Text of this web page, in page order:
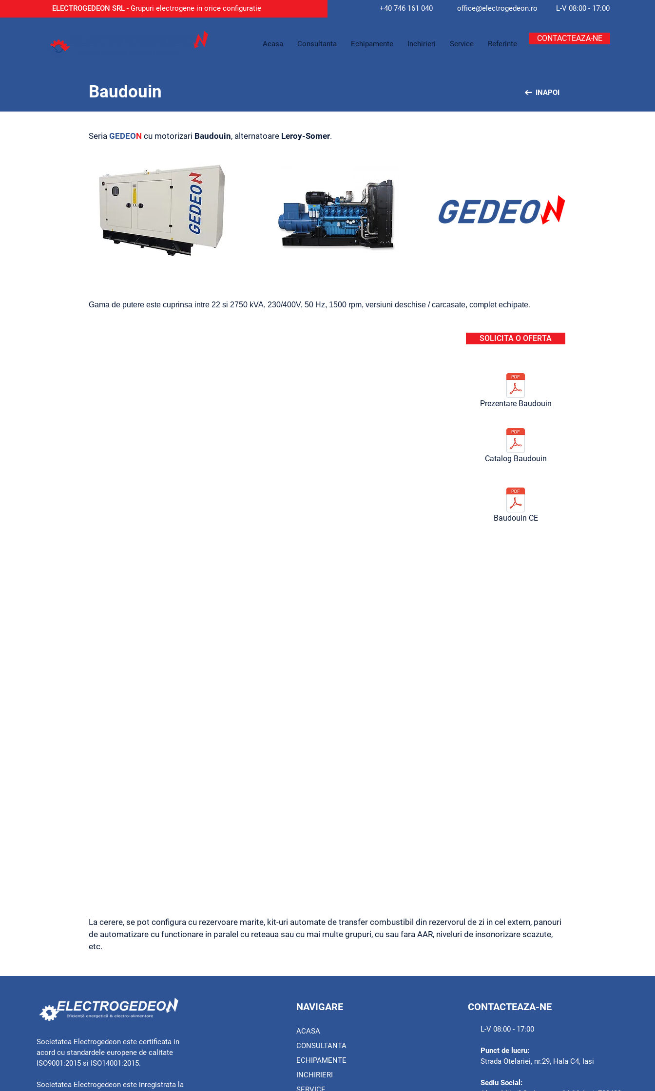
ELECTROGEDEON SRL - Grupuri electrogene in orice configuratie +40 746 161 040 office@electrogedeon.ro L-V 08:00 - 17:00
Acasa Consultanta Echipamente Inchirieri Service Referinte
CONTACTEAZA-NE
Baudouin INAPOI
Seria GEDEON cu motorizari Baudouin, alternatoare Leroy-Somer.
Gama de putere este cuprinsa intre 22 si 2750 kVA, 230/400V, 50 Hz, 1500 rpm, versiuni deschise / carcasate, complet echipate.
SOLICITA O OFERTA
Prezentare Baudouin
Catalog Baudouin
Baudouin CE
La cerere, se pot configura cu rezervoare marite, kit-uri automate de transfer combustibil din rezervorul de zi in cel extern, panouri
de automatizare cu functionare in paralel cu reteaua sau cu mai multe grupuri, cu sau fara AAR, niveluri de insonorizare scazute,
etc.
Societatea Electrogedeon este certificata in
acord cu standardele europene de calitate
ISO9001:2015 si ISO14001:2015.
Societatea Electrogedeon este inregistrata la
NAVIGARE
ACASA
CONSULTANTA
ECHIPAMENTE
INCHIRIERI
CONTACTEAZA-NE
L-V 08:00 - 17:00
Punct de lucru:
Strada Otelariei, nr.29, Hala C4, Iasi
Sediu Social: